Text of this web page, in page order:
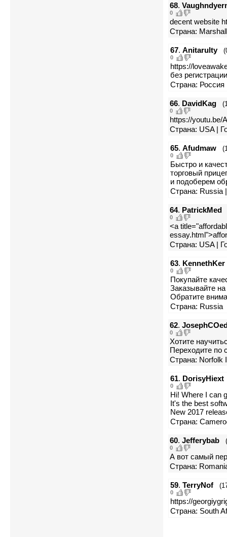
68.
0
decent website
Страна:
67. Anitarulty
0
https://
без
Страна:
66. DavidKag
0
https://youtu.be/
Страна: USA |
65. Afudmaw
0
Быстро и
торговый
и подоберем
Страна: Russia
64. PatrickMed
0
<a
Страна: USA |
63. KennethKer
0
Покупайте
Заказывайте
Обратите
Страна: Russia
62.
0
Хотите
Переходите по
Страна: Norfolk
61. DorisyHiext
0
Hi! Where I can
It's the best
New 2017
Страна:
60. Jefferybab
0
А вот самый
Страна:
59. TerryNof
0
https://
Страна: South